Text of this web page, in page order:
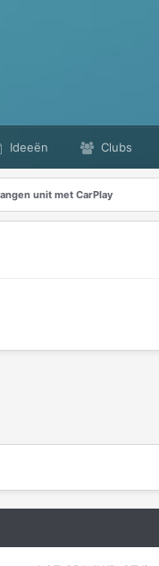
Ideeën Clubs
unit met CarPlay